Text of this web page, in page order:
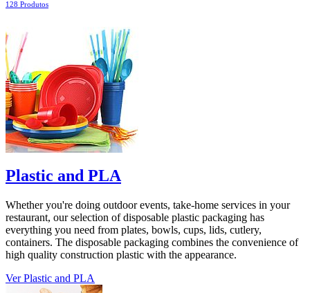
128 Produtos
Plastic and PLA
Whether you're doing outdoor events, take-home services in your
restaurant, our selection of disposable plastic packaging has
everything you need from plates, bowls, cups, lids, cutlery,
containers. The disposable packaging combines the convenience of
high quality construction plastic with the appearance.
Ver Plastic and PLA